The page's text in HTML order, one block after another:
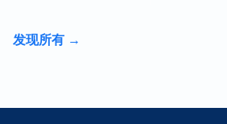
发现所有